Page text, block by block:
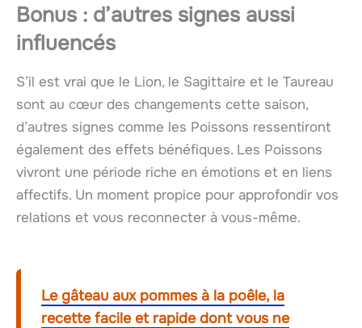
Bonus : d’autres signes aussi
influencés
S’il est vrai que le Lion, le Sagittaire et le Taureau
sont au cœur des changements cette saison,
d’autres signes comme les Poissons ressentiront
également des effets bénéfiques. Les Poissons
vivront une période riche en émotions et en liens
affectifs. Un moment propice pour approfondir vos
relations et vous reconnecter à vous-même.
Le gâteau aux pommes à la poêle, la
recette facile et rapide dont vous ne